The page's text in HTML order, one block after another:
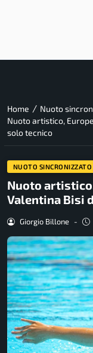
Home / Nuoto
Nuoto artistico,
solo tecnico
NUOTO SINCRONIZZATO
Nuoto
Valentina Bisi
Giorgio Billone -